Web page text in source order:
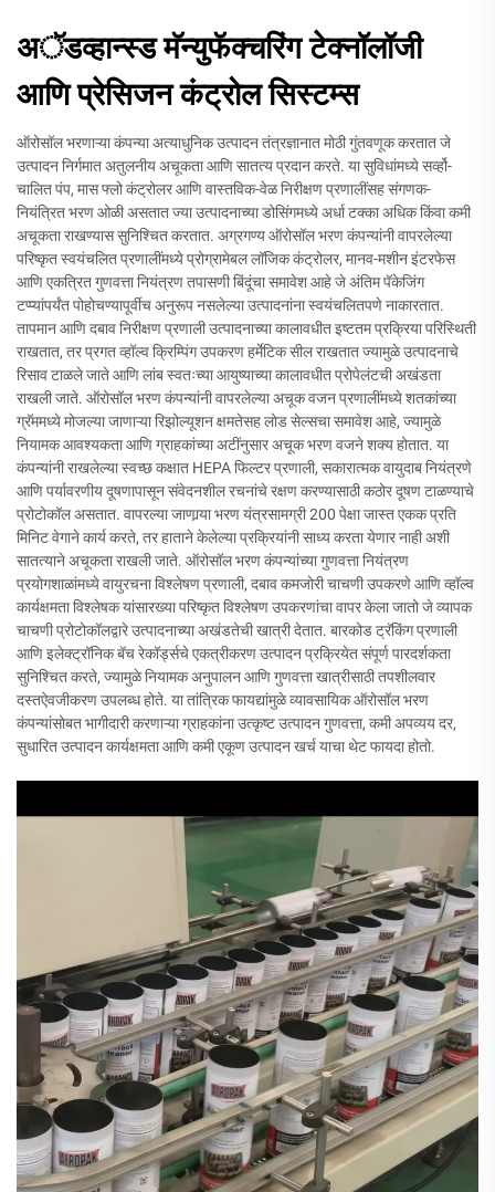
अॅडव्हान्स्ड मॅन्युफॅक्चरिंग टेक्नॉलॉजी
आणि प्रेसिजन कंट्रोल सिस्टम्स
ऑरोसॉल भरणाऱ्या कंपन्या अत्याधुनिक उत्पादन तंत्रज्ञानात मोठी गुंतवणूक करतात जे
उत्पादन निर्गमात अतुलनीय अचूकता आणि सातत्य प्रदान करते. या सुविधांमध्ये सर्व्हो-
चालित पंप, मास फ्लो कंट्रोलर आणि वास्तविक-वेळ निरीक्षण प्रणालींसह संगणक-
नियंत्रित भरण ओळी असतात ज्या उत्पादनाच्या डोसिंगमध्ये अर्धा टक्का अधिक किंवा कमी
अचूकता राखण्यास सुनिश्चित करतात. अग्रगण्य ऑरोसॉल भरण कंपन्यांनी वापरलेल्या
परिष्कृत स्वयंचलित प्रणालींमध्ये प्रोग्रामेबल लॉजिक कंट्रोलर, मानव-मशीन इंटरफेस
आणि एकत्रित गुणवत्ता नियंत्रण तपासणी बिंदूंचा समावेश आहे जे अंतिम पॅकेजिंग
टप्प्यांपर्यंत पोहोचण्यापूर्वीच अनुरूप नसलेल्या उत्पादनांना स्वयंचलितपणे नाकारतात.
तापमान आणि दबाव निरीक्षण प्रणाली उत्पादनाच्या कालावधीत इष्टतम प्रक्रिया परिस्थिती
राखतात, तर प्रगत व्हॉल्व क्रिम्पिंग उपकरण हर्मेटिक सील राखतात ज्यामुळे उत्पादनाचे
रिसाव टाळले जाते आणि लांब स्वतःच्या आयुष्याच्या कालावधीत प्रोपेलंटची अखंडता
राखली जाते. ऑरोसॉल भरण कंपन्यांनी वापरलेल्या अचूक वजन प्रणालींमध्ये शतकांच्या
ग्रॅममध्ये मोजल्या जाणाऱ्या रिझोल्यूशन क्षमतेसह लोड सेल्सचा समावेश आहे, ज्यामुळे
नियामक आवश्यकता आणि ग्राहकांच्या अटींनुसार अचूक भरण वजने शक्य होतात. या
कंपन्यांनी राखलेल्या स्वच्छ कक्षात HEPA फिल्टर प्रणाली, सकारात्मक वायुदाब नियंत्रणे
आणि पर्यावरणीय दूषणापासून संवेदनशील रचनांचे रक्षण करण्यासाठी कठोर दूषण टाळण्याचे
प्रोटोकॉल असतात. वापरल्या जाणार्‍या भरण यंत्रसामग्री 200 पेक्षा जास्त एकक प्रति
मिनिट वेगाने कार्य करते, तर हाताने केलेल्या प्रक्रियांनी साध्य करता येणार नाही अशी
सातत्याने अचूकता राखली जाते. ऑरोसॉल भरण कंपन्यांच्या गुणवत्ता नियंत्रण
प्रयोगशाळांमध्ये वायुरचना विश्लेषण प्रणाली, दबाव कमजोरी चाचणी उपकरणे आणि व्हॉल्व
कार्यक्षमता विश्लेषक यांसारख्या परिष्कृत विश्लेषण उपकरणांचा वापर केला जातो जे व्यापक
चाचणी प्रोटोकॉलद्वारे उत्पादनाच्या अखंडतेची खात्री देतात. बारकोड ट्रॅकिंग प्रणाली
आणि इलेक्ट्रॉनिक बॅच रेकॉर्ड्सचे एकत्रीकरण उत्पादन प्रक्रियेत संपूर्ण पारदर्शकता
सुनिश्चित करते, ज्यामुळे नियामक अनुपालन आणि गुणवत्ता खात्रीसाठी तपशीलवार
दस्तऐवजीकरण उपलब्ध होते. या तांत्रिक फायद्यांमुळे व्यावसायिक ऑरोसॉल भरण
कंपन्यांसोबत भागीदारी करणाऱ्या ग्राहकांना उत्कृष्ट उत्पादन गुणवत्ता, कमी अपव्यय दर,
सुधारित उत्पादन कार्यक्षमता आणि कमी एकूण उत्पादन खर्च याचा थेट फायदा होतो.